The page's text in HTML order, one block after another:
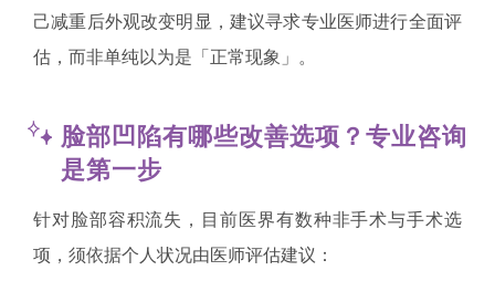
己减重后外观改变明显，建议寻求专业医师进行全面评
估，而非单纯以为是「正常现象」。
脸部凹陷有哪些改善选项？专业咨询
是第一步
针对脸部容积流失，目前医界有数种非手术与手术选
项，须依据个人状况由医师评估建议：